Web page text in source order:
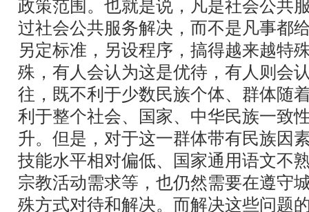
政策范围。也就是说，凡是社会公共
过社会公共服务解决，而不是凡事都
另定标准，另设程序，搞得越来越特
殊，有人会认为这是优待，有人则会
往，既不利于少数民族个体、群体随
利于整个社会、国家、中华民族一致
升。但是，对于这一群体带有民族因
技能水平相对偏低、国家通用语文不
宗教活动需求等，也仍然需要在遵守
殊方式对待和解决。而解决这些问题